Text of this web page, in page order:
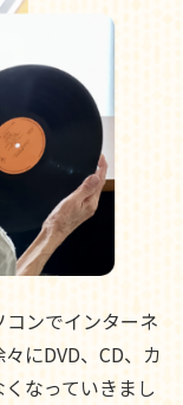
ンでインターネ
にDVD、CD、カ
なっていきまし